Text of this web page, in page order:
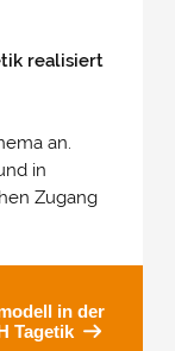
realisiert
an.
in
Zugang
in der
Tagetik